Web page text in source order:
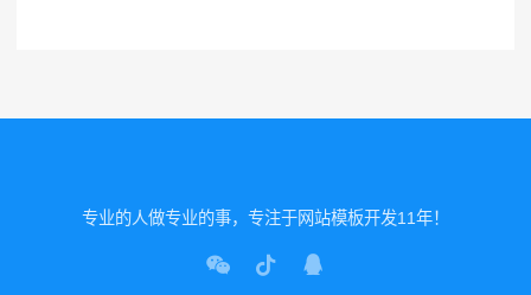
专业的人做专业的事，专注于网站模板开发11年！